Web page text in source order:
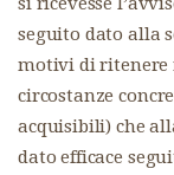
seguito dato alla
motivi di ritenere
circostanze
acquisibili) che
dato efficace